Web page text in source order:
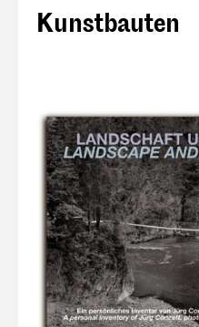
Kunstbauten